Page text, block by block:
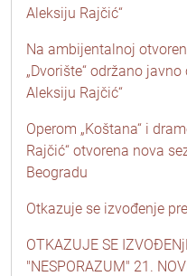
Aleksiju Rajčić“
Na ambijentalnoj
„Dvorište“ održano
Aleksiju Rajčić“
Operom „Koštana“ i
Rajčić“ otvorena nova
Beogradu
Otkazuje se izvođenje
OTKAZUJE SE
"NESPORAZUM" 21.